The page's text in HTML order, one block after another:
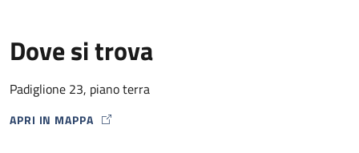
Dove si trova
Padiglione 23, piano terra
APRI IN MAPPA
MAP ICON